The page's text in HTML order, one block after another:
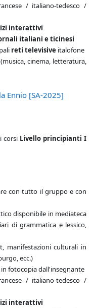
/ italiano-tedesco /
interattivi
italiani e ticinesi
reti televisive italofone
(musica, cinema, letteratura,
Ennio [SA-2025]
corsi Livello principianti I
con tutto il gruppo e con
disponibile in mediateca
di grammatica e lessico,
manifestazioni culturali in
ecc.)
fotocopia dall'insegnante
/ italiano-tedesco /
interattivi